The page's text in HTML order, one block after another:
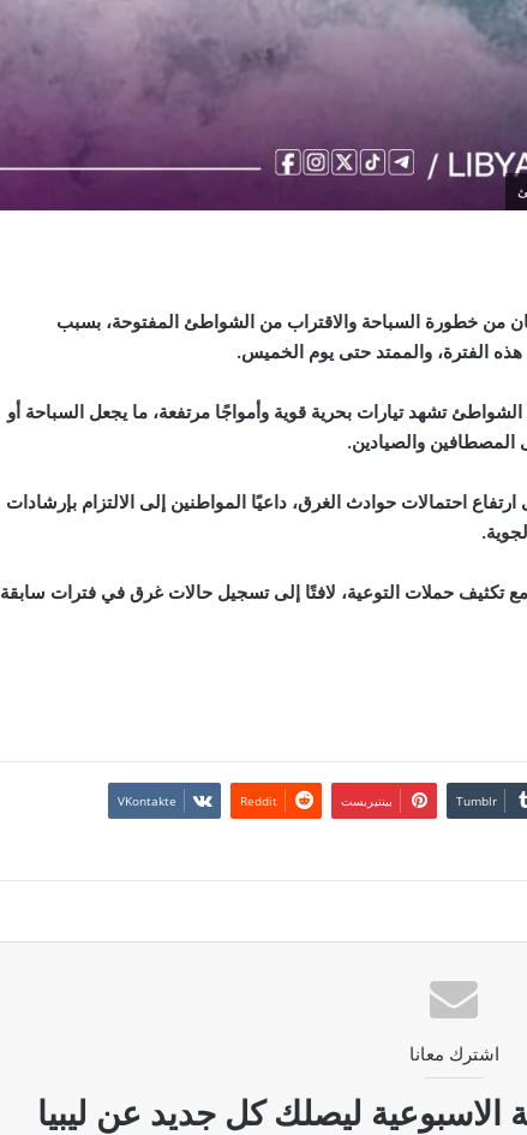
من خطورة السباحة والاقتراب من الشواطئ المفتوحة، بسبب
هذه الفترة، والممتد حتى يوم الخميس.
تشهد تيارات بحرية قوية وأمواجًا مرتفعة، ما يجعل السباحة أو
المصطافين والصيادين.
احتمالات حوادث الغرق، داعيًا المواطنين إلى الالتزام بإرشادات
.
مع تكثيف حملات التوعية، لافتًا إلى تسجيل حالات غرق في فترات سابقة
بينتيريست
اشترك معانا
الاسبوعية ليصلك كل جديد عن ليبيا